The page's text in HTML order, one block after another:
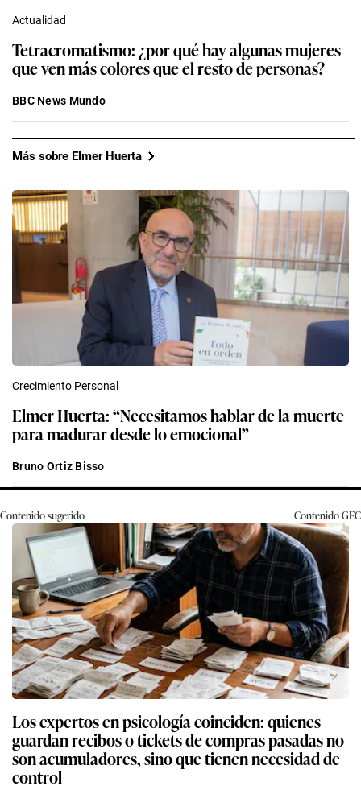
Actualidad
Tetracromatismo: ¿por qué hay algunas mujeres
que ven más colores que el resto de personas?
BBC News Mundo
Más sobre Elmer Huerta
Crecimiento Personal
Elmer Huerta: “Necesitamos hablar de la muerte
para madurar desde lo emocional”
Bruno Ortiz Bisso
Contenido sugerido ContenidoGEC
Los expertos en psicología coinciden: quienes
guardan recibos o tickets de compras pasadas no
son acumuladores, sino que tienen necesidad de
control